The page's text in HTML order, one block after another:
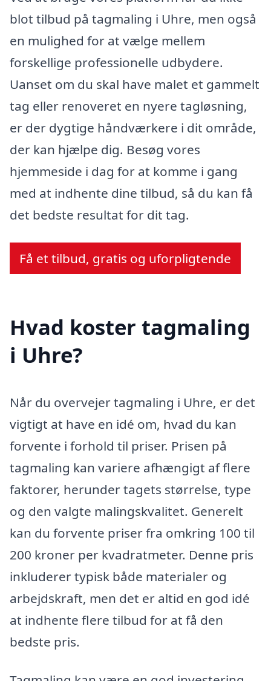
blot tilbud på tagmaling i Uhre, men også
en mulighed for at vælge mellem
forskellige professionelle udbydere.
Uanset om du skal have malet et gammelt
tag eller renoveret en nyere tagløsning,
er der dygtige håndværkere i dit område,
der kan hjælpe dig. Besøg vores
hjemmeside i dag for at komme i gang
med at indhente dine tilbud, så du kan få
det bedste resultat for dit tag.
Få et tilbud, gratis og uforpligtende
Hvad koster tagmaling
i Uhre?
Når du overvejer tagmaling i Uhre, er det
vigtigt at have en idé om, hvad du kan
forvente i forhold til priser. Prisen på
tagmaling kan variere afhængigt af flere
faktorer, herunder tagets størrelse, type
og den valgte malingskvalitet. Generelt
kan du forvente priser fra omkring 100 til
200 kroner per kvadratmeter. Denne pris
inkluderer typisk både materialer og
arbejdskraft, men det er altid en god idé
at indhente flere tilbud for at få den
bedste pris.